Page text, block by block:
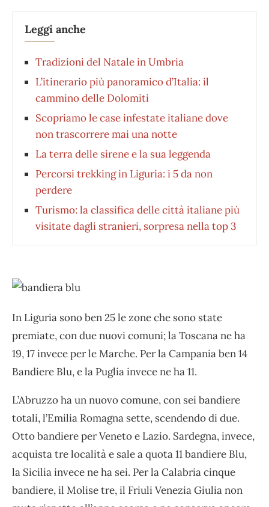
Leggi anche
Tradizioni del Natale in Umbria
L’itinerario più panoramico d’Italia: il
cammino delle Dolomiti
Scopriamo le case infestate italiane dove
non trascorrere mai una notte
La terra delle sirene e la sua leggenda
Percorsi trekking in Liguria: i 5 da non
perdere
Turismo: la classifica delle città italiane più
visitate dagli stranieri, sorpresa nella top 3
In Liguria sono ben 25 le zone che sono state
premiate, con due nuovi comuni; la Toscana ne ha
19, 17 invece per le Marche. Per la Campania ben 14
Bandiere Blu, e la Puglia invece ne ha 11.
L’Abruzzo ha un nuovo comune, con sei bandiere
totali, l’Emilia Romagna sette, scendendo di due.
Otto bandiere per Veneto e Lazio. Sardegna, invece,
acquista tre località e sale a quota 11 bandiere Blu,
la Sicilia invece ne ha sei. Per la Calabria cinque
bandiere, il Molise tre, il Friuli Venezia Giulia non